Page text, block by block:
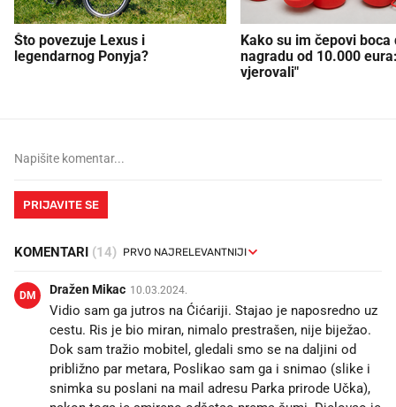
Što povezuje Lexus i
legendarnog Ponyja?
Kako su im čepovi boca
nagradu od 10.000
vjerovali"
PRIJAVITE SE
KOMENTARI (14)
DM Dražen Mikac 10.03.2024.
Vidio sam ga jutros na Ćićariji. Stajao je naposredno uz
cestu. Ris je bio miran, nimalo prestrašen, nije biježao.
Dok sam tražio mobitel, gledali smo se na daljini od
približno par metara, Poslikao sam ga i snimao (slike i
snimka su poslani na mail adresu Parka prirode Učka),